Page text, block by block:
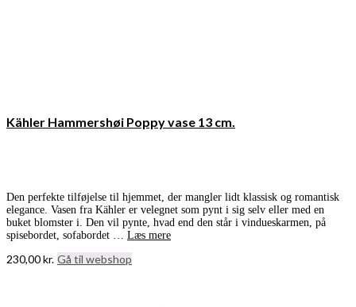
Kähler Hammershøi Poppy vase 13 cm.
Den perfekte tilføjelse til hjemmet, der mangler lidt klassisk og romantisk
elegance. Vasen fra Kähler er velegnet som pynt i sig selv eller med en
buket blomster i. Den vil pynte, hvad end den står i vindueskarmen, på
spisebordet, sofabordet … Læs mere
230,00kr. Gå til webshop